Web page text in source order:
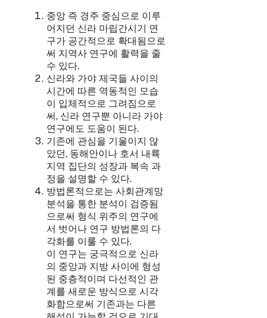
중앙 즉 경주 중심으로 이루
어지던 신라 마립간시기 연
구가 공간적으로 확대됨으로
써 지역사 연구에 활력을 줄
수 있다.
신라와 가야 제국들 사이의
시간에 따른 역동적인 모습
이 입체적으로 그려짐으로
써, 신라 연구뿐 아니라 가야
연구에도 도움이 된다.
기존에 관심을 기울이지 않
았던, 동해안이나 호서 내륙
지역 집단의 성장과 복속 과
정을 설명할 수 있다.
방법론적으로는 사회관계망
분석을 통한 분석이 검증됨
으로써 형식 위주의 연구에
서 벗어나 연구 방법론의 다
각화를 이룰 수 있다.
이 연구는 궁극적으로 신라
의 중앙과 지방 사이에 형성
된 중층적이며 다선적인 관
계를 새로운 방식으로 시각
화함으로써 기존과는 다른